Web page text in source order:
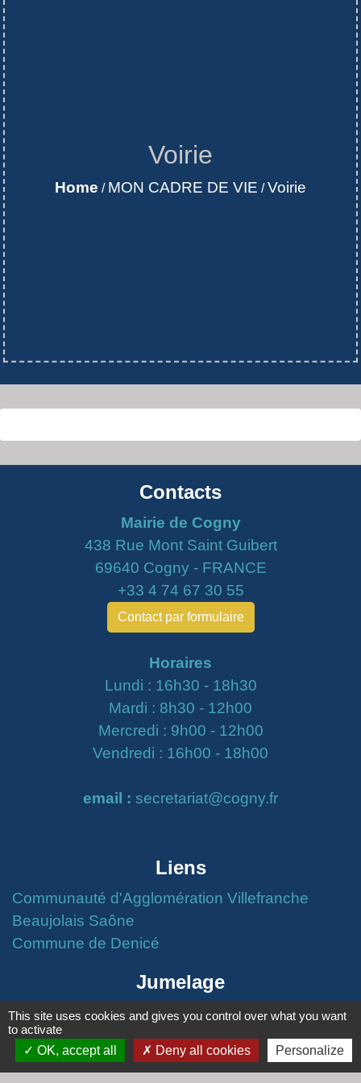
Voirie
Home / MON CADRE DE VIE /Voirie
Contacts
Mairie de Cogny
438 Rue Mont Saint Guibert
69640 Cogny - FRANCE
+33 4 74 67 30 55
Contact par formulaire
Horaires
Lundi : 16h30 - 18h30
Mardi : 8h30 - 12h00
Mercredi : 9h00 - 12h00
Vendredi : 16h00 - 18h00
email : secretariat@cogny.fr
Liens
Communauté d'Agglomération Villefranche
Beaujolais Saône
Commune de Denicé
Jumelage
Mont Saint Guibert (Belgique)
Mentions légales - Politique de confidentialité -
This site uses cookies and gives you control over what you want
to activate
OK, accept all
Deny all cookies Personalize